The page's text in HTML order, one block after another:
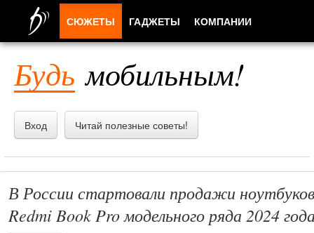
Будь мобильным!
Вход Читай полезные советы!
В России стартовали продажи
Redmi Book Pro модельного ряда 2024
СЮЖЕТЫ ГАДЖЕТЫ КОМПАНИИ
ПРИЛОЖЕНИЯ